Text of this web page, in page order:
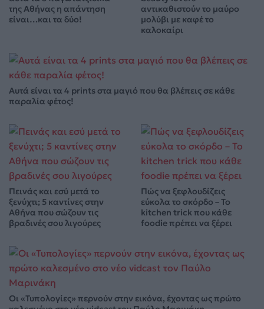
της Αθήνας η απάντηση
είναι…και τα δύο!
αντικαθιστούν το μαύρο
μολύβι με καφέ το
καλοκαίρι
Αυτά είναι τα 4 prints στα μαγιό που θα βλέπεις σε κάθε
παραλία φέτος!
Πεινάς και εσύ μετά το
ξενύχτι; 5 καντίνες στην
Αθήνα που σώζουν τις
βραδινές σου λιγούρες
Πώς να ξεφλουδίζεις
εύκολα το σκόρδο – Το
kitchen trick που κάθε
foodie πρέπει να ξέρει
Οι «Τυπολογίες» περνούν στην εικόνα, έχοντας ως πρώτο